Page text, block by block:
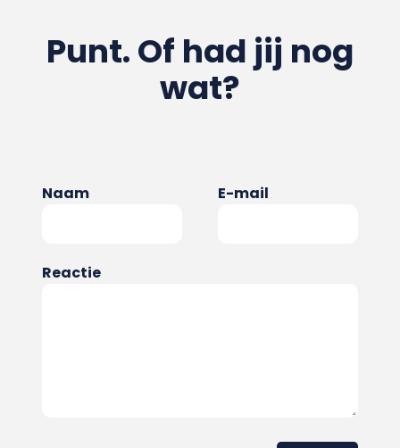
Punt. Of had jij nog
wat?
Naam E-mail
Reactie